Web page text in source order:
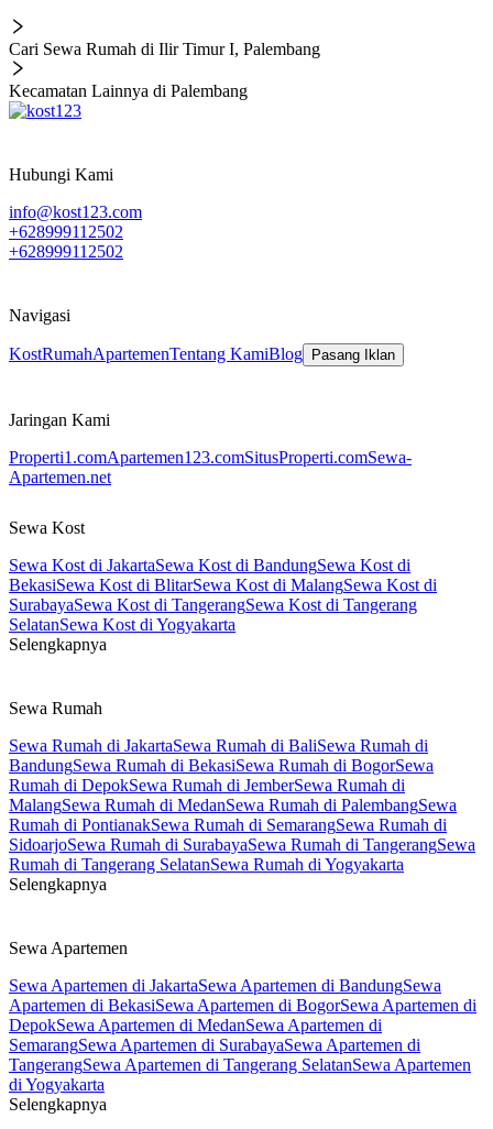
Cari Sewa Rumah di Ilir Timur I, Palembang
Kecamatan Lainnya di Palembang
Hubungi Kami
info@kost123.com
+628999112502
+628999112502
Navigasi
KostRumahApartemenTentang KamiBlog Pasang Iklan
Jaringan Kami
Properti1.comApartemen123.comSitusProperti.comSewa-
Apartemen.net
Sewa Kost
Sewa Kost di JakartaSewa Kost di BandungSewa Kost di
BekasiSewa Kost di BlitarSewa Kost di MalangSewa Kost di
SurabayaSewa Kost di TangerangSewa Kost di Tangerang
SelatanSewa Kost di Yogyakarta
Selengkapnya
Sewa Rumah
Sewa Rumah di JakartaSewa Rumah di BaliSewa Rumah di
BandungSewa Rumah di BekasiSewa Rumah di BogorSewa
Rumah di DepokSewa Rumah di JemberSewa Rumah di
MalangSewa Rumah di MedanSewa Rumah di PalembangSewa
Rumah di PontianakSewa Rumah di SemarangSewa Rumah di
SidoarjoSewa Rumah di SurabayaSewa Rumah di TangerangSewa
Rumah di Tangerang SelatanSewa Rumah di Yogyakarta
Selengkapnya
Sewa Apartemen
Sewa Apartemen di JakartaSewa Apartemen di BandungSewa
Apartemen di BekasiSewa Apartemen di BogorSewa Apartemen di
DepokSewa Apartemen di MedanSewa Apartemen di
SemarangSewa Apartemen di SurabayaSewa Apartemen di
TangerangSewa Apartemen di Tangerang SelatanSewa Apartemen
di Yogyakarta
Selengkapnya